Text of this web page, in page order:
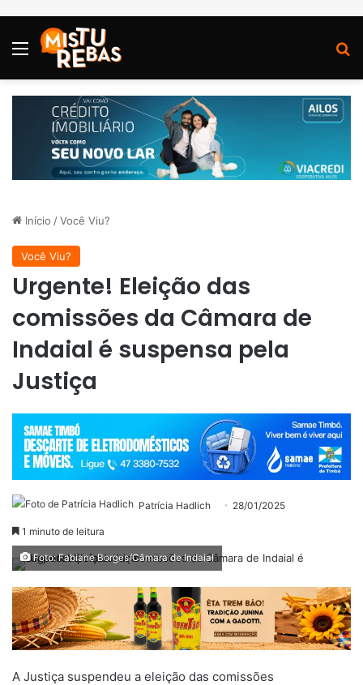
Menu
Início /Você Viu?
Você Viu?
Urgente! Eleição das
comissões da Câmara de
Indaial é suspensa pela
Justiça
Patrícia Hadlich 28/01/2025
1 minuto de leitura
Foto: Fabiane Borges/Câmara de Indaial
A Justiça suspendeu a eleição das comissões